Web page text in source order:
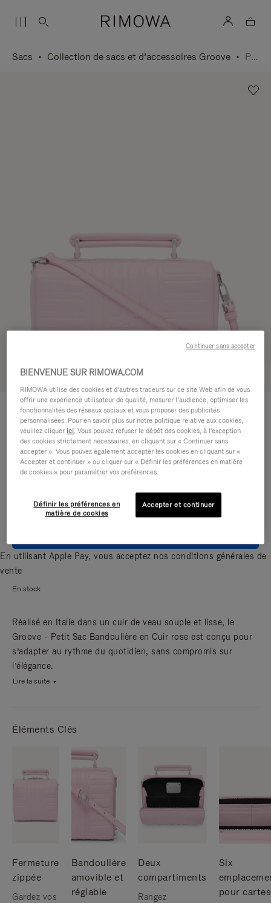
Sacs Collection de sacs et d’accessoires Groove Petit Sac bandoulière
GROOVE - CUIR
Petit Sac bandoulière
Couleur Rose
En utilisant Apple Pay, vous acceptez nos conditions générales de
vente
En stock
Réalisé en Italie dans un cuir de veau souple et lisse, le
Groove - Petit Sac Bandoulière en Cuir rose est conçu pour
s’adapter au rythme du quotidien, sans compromis sur
l’élégance.
Lire la suite
Éléments Clés
Fermeture
zippée
Gardez vos
Bandoulière
amovible et
réglable
Deux
compartiments
Rangez
Six
pour cartes
BIENVENUE SUR RIMOWA.COM
RIMOWA utilise des cookies et d’autres traceurs sur ce site Web afin de vous
offrir une expérience utilisateur de qualité, mesurer l’audience, optimiser les
fonctionnalités des réseaux sociaux et vous proposer des publicités
personnalisées. Pour en savoir plus sur notre politique relative aux cookies,
veuillez cliquer ici. Vous pouvez refuser le dépôt des cookies, à l'exception
des cookies strictement nécessaires, en cliquant sur « Continuer sans
accepter ». Vous pouvez également accepter les cookies en cliquant sur «
Accepter et continuer » ou cliquer sur « Définir les préférences en matière
de cookies » pour paramétrer vos préférences.
Définir les préférences en
matière de cookies
Accepter et continuer
Continuer sans accepter